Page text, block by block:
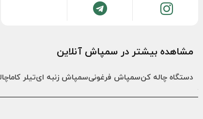
مشاهده بیشتر در سمپاش آنلاین
دستگاه چاله کنسمپاش فرغونیسمپاش زنبه ایتیلر کاما